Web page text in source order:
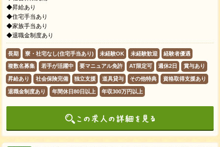
◆昇給あり
◆住宅手当あり
◆家族手当あり
◆退職金制度あり
長期 寮・社宅なし(住宅手当あり) 未経験OK 未経験歓迎 経験者優遇
複数名募集 若手が活躍中 要マニュアル免許 AT限定可 週休2日 賞与あり
昇給あり 社会保険完備 独立支援 道具貸与 その他特典 資格取得支援あり
退職金制度あり 年間休日80日以上 年収300万円以上